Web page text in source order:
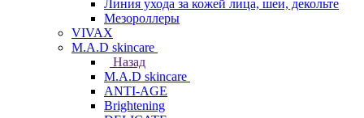
Линия ухода за кожей лица, шеи, декольте
Мезороллеры
VIVAX
M.A.D skincare
Назад
M.A.D skincare
ANTI-AGE
Brightening